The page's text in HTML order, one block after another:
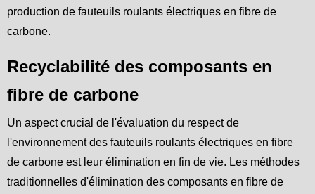
production de fauteuils roulants électriques en fibre de
carbone.
Recyclabilité des composants en
fibre de carbone
Un aspect crucial de l'évaluation du respect de
l'environnement des fauteuils roulants électriques en fibre
de carbone est leur élimination en fin de vie. Les méthodes
traditionnelles d'élimination des composants en fibre de